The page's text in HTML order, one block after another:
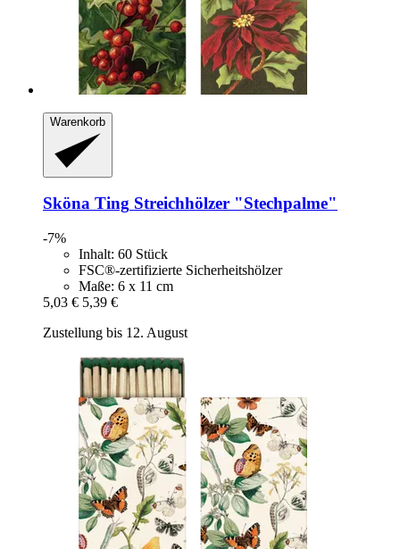
Warenkorb
Sköna Ting Streichhölzer "Stechpalme"
-7%
Inhalt: 60 Stück
FSC®-zertifizierte Sicherheitshölzer
Maße: 6 x 11 cm
5,03 € 5,39 €
Zustellung bis 12. August